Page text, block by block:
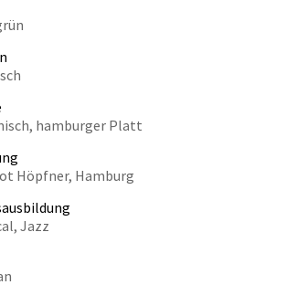
hamburger Platt
Höpfner, Hamburg
Jazz